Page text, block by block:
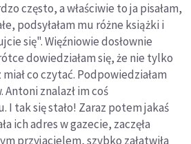
często, a właściwie to ja pisałam,
podsyłałam mu różne książki i
się". Więźniowie dosłownie
dowiedziałam się, że nie tylko
co czytać. Podpowiedziałam
znalazł im coś
I tak się stało! Zaraz potem jakaś
ich adres w gazecie, zaczęła
przyjacielem, szybko załatwiła